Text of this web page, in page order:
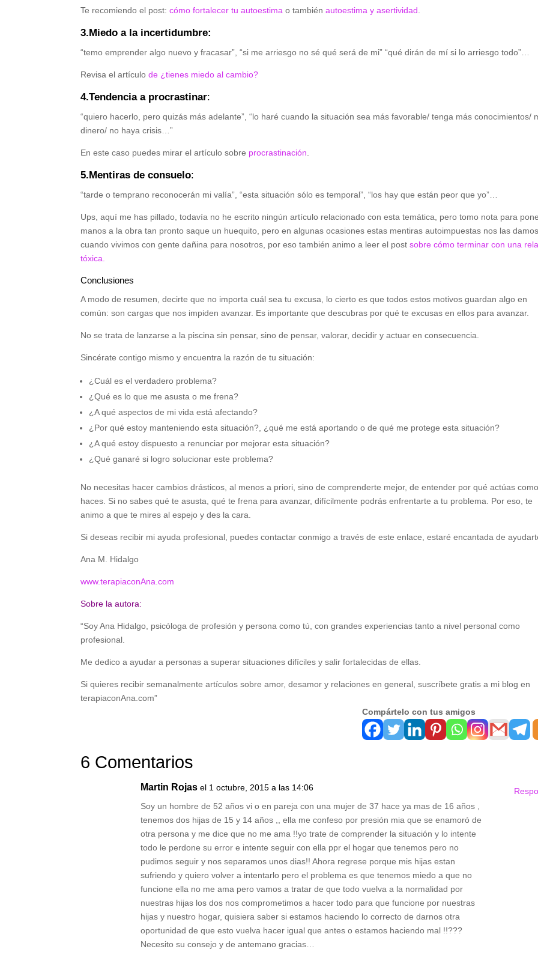
Te recomiendo el post:cómo fortalecer tu autoestima o tambiénautoestima y asertividad
3.Miedo a la incertidumbre:
“temo emprender algo nuevo y fracasar”, “si me arriesgo no sé qué será de mi” “qué dirán de mí si lo arriesgo todo”…
Revisa el artículode ¿tienes miedo al cambio?
4.Tendencia a procrastinar:
“quiero hacerlo, pero quizás más adelante”, “lo haré cuando la situación sea más favorable/ tenga más conocimientos/
dinero/ no haya crisis…”
En este caso puedes mirar el artículo sobre procrastinación
5.Mentiras de consuelo:
“tarde o temprano reconocerán mi valía”, “esta situación sólo es temporal”, “los hay que están peor que yo”…
Ups, aquí me has pillado, todavía no he escrito ningún artículo relacionado con esta temática, pero tomo nota para
manos a la obra tan pronto saque un huequito, pero en algunas ocasiones estas mentiras autoimpuestas nos las
cuando vivimos con gente dañina para nosotros, por eso también animo a leer el postsobre cómo terminar con una
tóxica.
Conclusiones
A modo de resumen, decirte que no importa cuál sea tu excusa, lo cierto es que todos estos motivos guardan algo en
común: son cargas que nos impiden avanzar. Es importante que descubras por qué te excusas en ellos para avanzar.
No se trata de lanzarse a la piscina sin pensar, sino de pensar, valorar, decidir y actuar en consecuencia.
Sincérate contigo mismo y encuentra la razón de tu situación:
¿Cuál es el verdadero problema?
¿Qué es lo que me asusta o me frena?
¿A qué aspectos de mi vida está afectando?
¿Por qué estoy manteniendo esta situación?, ¿qué me está aportando o de qué me protege esta situación?
¿A qué estoy dispuesto a renunciar por mejorar esta situación?
¿Qué ganaré si logro solucionar este problema?
No necesitas hacer cambios drásticos, al menos a priori, sino de comprenderte mejor, de entender por qué actúas
haces. Si no sabes qué te asusta, qué te frena para avanzar, difícilmente podrás enfrentarte a tu problema. Por eso, te
animo a que te mires al espejo y des la cara.
Si deseas recibir mi ayuda profesional, puedes contactar conmigo a través de este enlace, estaré encantada de
Ana M. Hidalgo
www.terapiaconAna.com
Sobre la autora:
“Soy Ana Hidalgo, psicóloga de profesión y persona como tú, con grandes experiencias tanto a nivel personal como
profesional.
Me dedico a ayudar a personas a superar situaciones difíciles y salir fortalecidas de ellas.
Si quieres recibir semanalmente artículos sobre amor, desamor y relaciones en general, suscríbete gratis a mi blog en
terapiaconAna.com”
Compártelo con tus amigos
6 Comentarios
Martin Rojas el 1 octubre, 2015 a las 14:06
Soy un hombre de 52 años vi o en pareja con una mujer de 37 hace ya mas de 16 años ,
tenemos dos hijas de 15 y 14 años ,, ella me confeso por presión mia que se enamoró de
otra persona y me dice que no me ama !!yo trate de comprender la situación y lo intente
todo le perdone su error e intente seguir con ella ppr el hogar que tenemos pero no
pudimos seguir y nos separamos unos dias!! Ahora regrese porque mis hijas estan
sufriendo y quiero volver a intentarlo pero el problema es que tenemos miedo a que no
funcione ella no me ama pero vamos a tratar de que todo vuelva a la normalidad por
nuestras hijas los dos nos comprometimos a hacer todo para que funcione por nuestras
hijas y nuestro hogar, quisiera saber si estamos haciendo lo correcto de darnos otra
oportunidad de que esto vuelva hacer igual que antes o estamos haciendo mal !!???
Necesito su consejo y de antemano gracias…